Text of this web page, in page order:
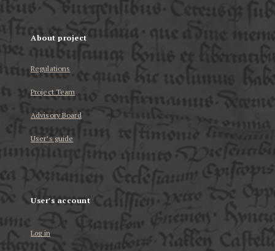
About project
Regulations
Project Team
Advisory Board
User’s guide
User's account
Log in